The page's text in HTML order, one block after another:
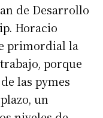
de Desarrollo
Horacio
primordial la
porque
las pymes
un